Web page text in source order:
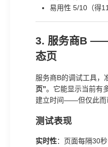
易用性 5/10（得
3. 服务商B
态页
服务商B的调试工具，
页”。它能显示当前有
建立时间——但仅此而
测试表现
实时性：页面每隔30